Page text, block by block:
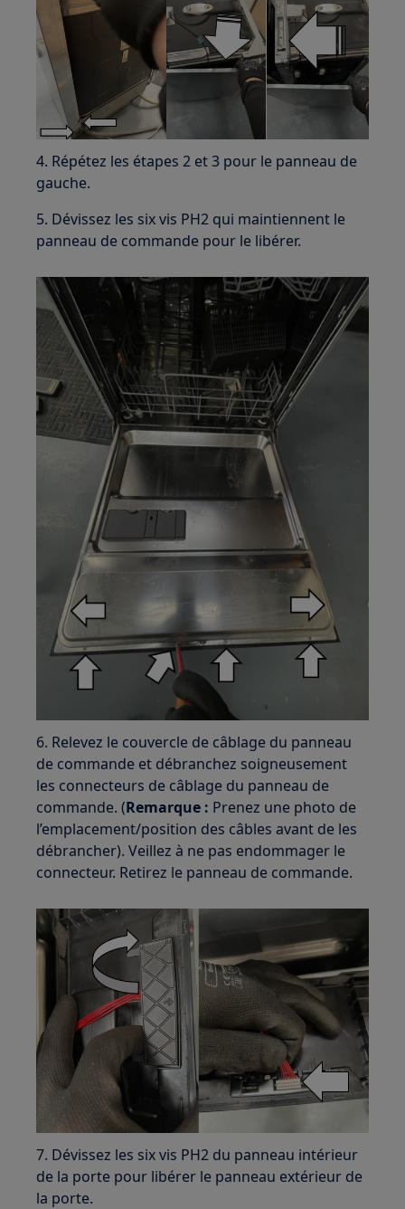
4. Répétez les étapes 2 et 3 pour le panneau de
gauche.
5. Dévissez les six vis PH2 qui maintiennent le
panneau de commande pour le libérer.
6. Relevez le couvercle de câblage du panneau
de commande et débranchez soigneusement
les connecteurs de câblage du panneau de
commande. (Remarque : Prenez une photo de
l’emplacement/position des câbles avant de les
débrancher). Veillez à ne pas endommager le
connecteur. Retirez le panneau de commande.
7. Dévissez les six vis PH2 du panneau intérieur
de la porte pour libérer le panneau extérieur de
la porte.